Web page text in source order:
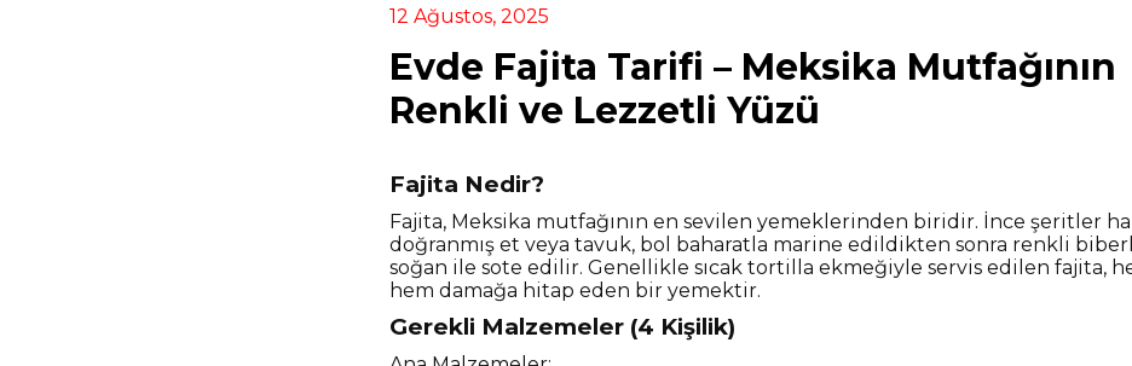
12 Ağustos, 2025
Evde Fajita Tarifi – Meksika Mutfağının
Renkli ve Lezzetli Yüzü
Fajita Nedir?
Fajita, Meksika mutfağının en sevilen yemeklerinden biridir. İnce şeritler
doğranmış et veya tavuk, bol baharatla marine edildikten sonra renkli
soğan ile sote edilir. Genellikle sıcak tortilla ekmeğiyle servis edilen fajita,
hem damağa hitap eden bir yemektir.
Gerekli Malzemeler (4 Kişilik)